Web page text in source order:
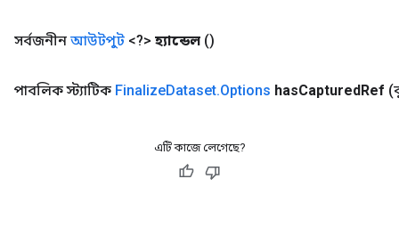
সর্বজনীন আউটপুট <?> হ্যান্ডেল ()
পাবলিক স্ট্যাটিক FinalizeDataset.Options hasCapturedRef
এটি কাজে লেগেছে?